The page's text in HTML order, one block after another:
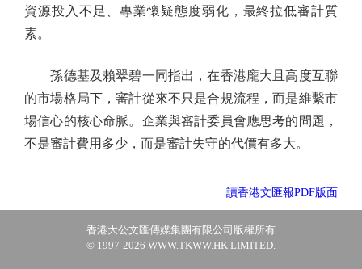
資源投入不足、專業懷疑態度弱化，最終拉低審計質
素。
孫德基及賴翠碧一同指出，在香港龐大且高度互聯
的市場格局下，審計從來不只是合規流程，而是維繫市
場信心的核心命脈。企業與審計委員會應思考的問題，
不是審計費用多少，而是審計失守的代價有多大。
讀香港文匯報PDF版面
香港大公文匯傳媒集團有限公司版權所有
© 1997-2026 WWW.TKWW.HK LIMITED.